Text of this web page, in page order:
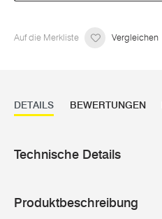
Auf die Merkliste Vergleichen
DETAILS BEWERTUNGEN
Technische Details
Produktbeschreibung